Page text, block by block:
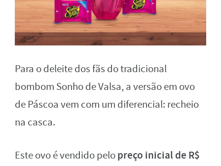
Para o deleite dos fãs do tradicional
bombom Sonho de Valsa, a versão em ovo
de Páscoa vem com um diferencial: recheio
na casca.
Este ovo é vendido pelopreço inicial de R$